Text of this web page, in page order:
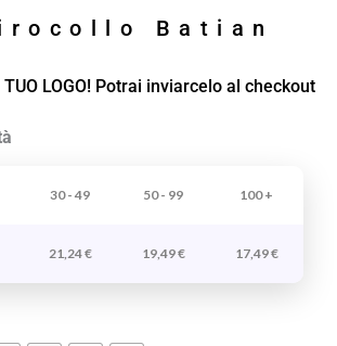
Batian
LOGO! Potrai inviarcelo al checkout
30 - 49 50 - 99 100 +
21,24€ 19,49€ 17,49€